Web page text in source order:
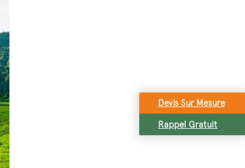
Devis Sur Mesure
Rappel Gratuit